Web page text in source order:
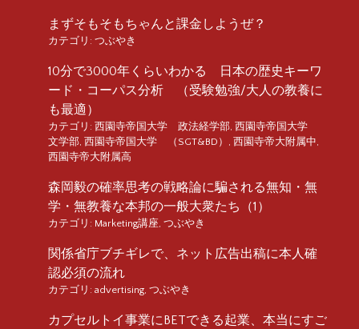
まずそもそもちゃんと課金しようぜ？
カテゴリ: つぶやき
10分で3000年くらいわかる 日本の歴史キーワ
ード・コーパス分析 （受験勉強/大人の教養に
も最適）
カテゴリ: 西園寺帝国大学 政法経学部, 西園寺帝国大学
文学部, 西園寺帝国大学 （SGT&BD） , 西園寺帝大附属中,
西園寺帝大附属高
森岡毅の確率思考の戦略論に騙される無知・無
学・無教養な本邦の一般大衆たち（1）
カテゴリ: Marketing講座, つぶやき
関係省庁ブチギレで、ネット広告出稿に本人確
認必須の流れ
カテゴリ: advertising, つぶやき
カプセルトイ事業にBETできる起業、本当にすご